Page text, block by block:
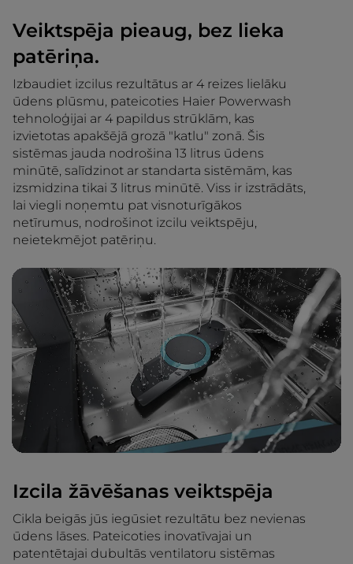
Veiktspēja pieaug, bez lieka
patēriņa.
Izbaudiet izcilus rezultātus ar 4 reizes lielāku
ūdens plūsmu, pateicoties Haier Powerwash
tehnoloģijai ar 4 papildus strūklām, kas
izvietotas apakšējā grozā "katlu" zonā. Šis
sistēmas jauda nodrošina 13 litrus ūdens
minūtē, salīdzinot ar standarta sistēmām, kas
izsmidzina tikai 3 litrus minūtē. Viss ir izstrādāts,
lai viegli noņemtu pat visnoturīgākos
netīrumus, nodrošinot izcilu veiktspēju,
neietekmējot patēriņu.
Izcila žāvēšanas veiktspēja
Cikla beigās jūs iegūsiet rezultātu bez nevienas
ūdens lāses. Pateicoties inovatīvajai un
patentētajai dubultās ventilatoru sistēmas